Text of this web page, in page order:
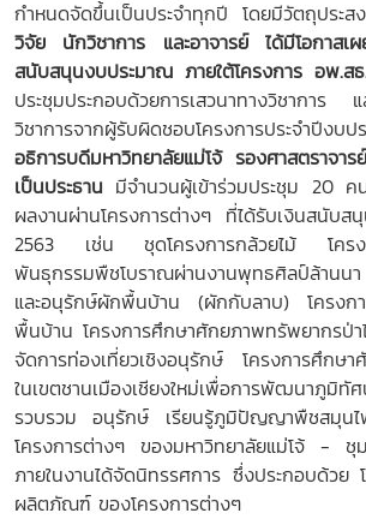
กำหนดจัดขึ้นเป็นประจำทุกปี โดยมีวัตถุประส
วิจัย นักวิชาการ และอาจารย์ ได้มีโอกาสเ
สนับสนุนงบประมาณ ภายใต้โครงการ อพ.
ประชุมประกอบด้วยการเสวนาทางวิชาการ แ
วิชาการจากผู้รับผิดชอบโครงการประจำปีง
อธิการบดีมหาวิทยาลัยแม่โจ้ รองศาสตราจา
เป็นประธาน มีจำนวนผู้เข้าร่วมประชุม 20 ค
ผลงานผ่านโครงการต่างๆ ที่ได้รับเงินสนับส
2563 เช่น ชุดโครงการกล้วยไม้ โครง
พันธุกรรมพืชโบราณผ่านงานพุทธศิลป์ล้านน
และอนุรักษ์ผักพื้นบ้าน (ผักกับลาบ) โครงกา
พื้นบ้าน โครงการศึกษาศักยภาพทรัพยากรป่า
จัดการท่องเที่ยวเชิงอนุรักษ์ โครงการศึกษ
ในเขตชานเมืองเชียงใหม่เพื่อการพัฒนา
รวบรวม อนุรักษ์ เรียนรู้ภูมิปัญญาพืชสมุนไ
โครงการต่างๆ ของมหาวิทยาลัยแม่โจ้ -
ภายในงานได้จัดนิทรรศการ ซึ่งประกอบด้วย
ผลิตภัณฑ์ ของโครงการต่างๆ